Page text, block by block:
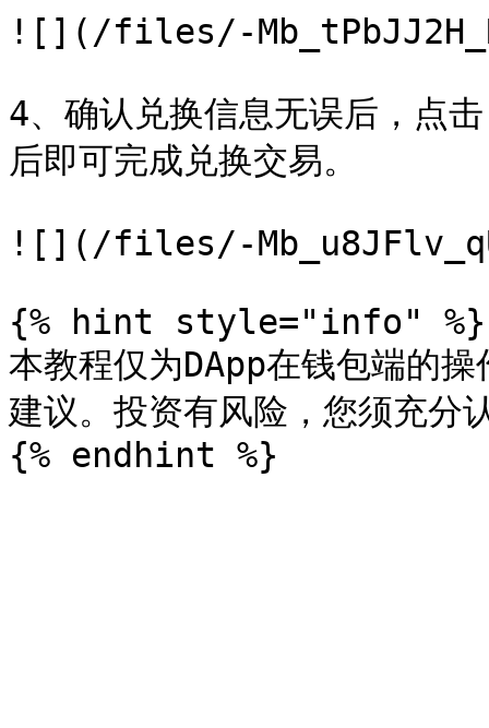
![](/files/-
4、确认兑换信息无误后，点
后即可完成兑换交易。
![](/files/-
{% hint style="info" %}
本教程仅为DApp在钱包端的
建议。投资有风险，您须充分